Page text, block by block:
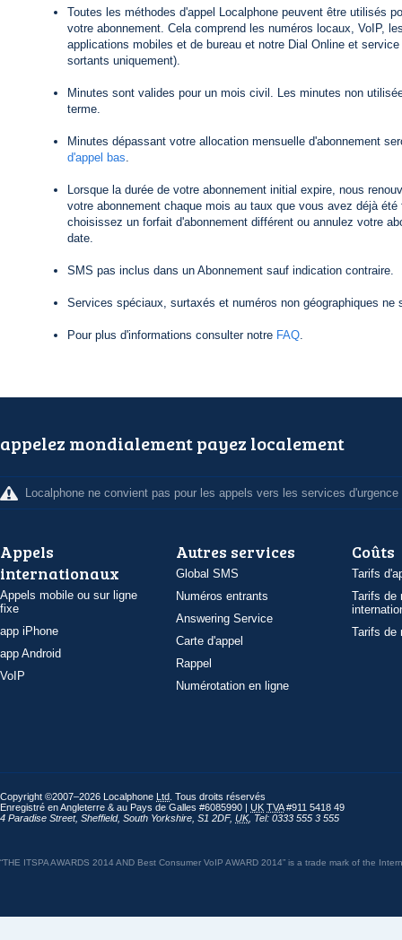
Toutes les méthodes d'appel Localphone peuvent être utilisés
votre abonnement. Cela comprend les numéros locaux, VoIP,
applications mobiles et de bureau et notre Dial Online et
sortants uniquement).
Minutes sont valides pour un mois civil. Les minutes non
terme.
Minutes dépassant votre allocation mensuelle d'abonnement
d'appel bas.
Lorsque la durée de votre abonnement initial expire, nous
votre abonnement chaque mois au taux que vous avez déjà
choisissez un forfait d'abonnement différent ou annulez votre
date.
SMS pas inclus dans un Abonnement sauf indication contraire.
Services spéciaux, surtaxés et numéros non géographiques ne
Pour plus d'informations consulter notre FAQ.
appelez mondialement payez localement
Localphone ne convient pas pour les appels vers les services d'urgence
Appels
internationaux
Appels mobile ou sur ligne
fixe
app iPhone
app Android
VoIP
Autres services
Global SMS
Numéros entrants
Answering Service
Carte d'appel
Rappel
Numérotation en ligne
Coûts
Tarifs
Tarifs de
Tarifs de
Copyright ©2007–2026 Localphone Ltd . Tous droits réservés
Enregistré en Angleterre & au Pays de Galles #6085990 | UK TVA#911 5418 49
4 Paradise Street, Sheffield, South Yorkshire S1 2DF, UK, Tel: 0333 555 3 555
“THE ITSPA AWARDS 2014 AND Best Consumer VoIP AWARD 2014” is a trade mark of the